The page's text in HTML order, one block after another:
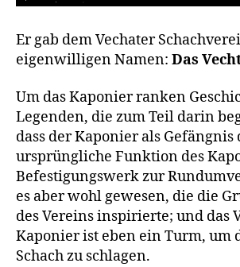
Er gab dem Vechater
eigenwilligen Namen: Das
Um das Kaponier ranken
Legenden, die zum Teil darin
dass der Kaponier als Gefängnis
ursprüngliche Funktion des
Befestigungswerk zur
es aber wohl gewesen, die die
des Vereins inspirierte; und das
Kaponier ist eben ein Turm, um
Schach zu schlagen.